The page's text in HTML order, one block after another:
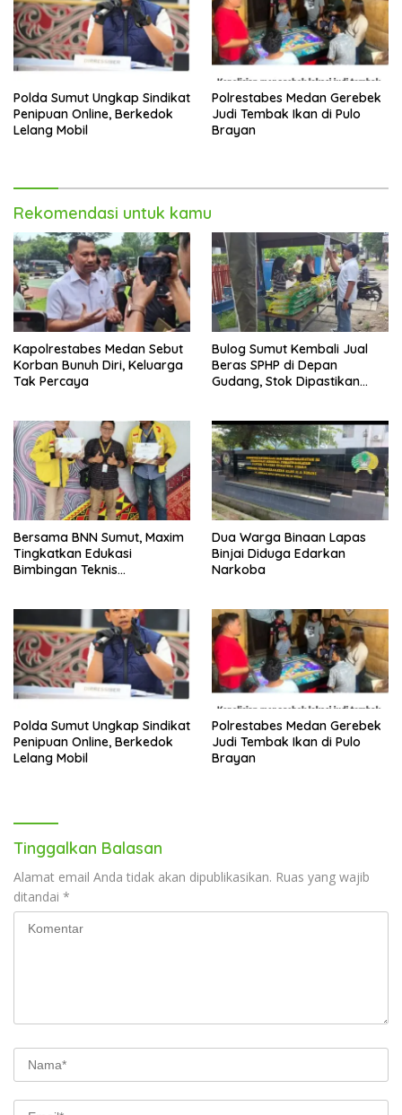
Polda Sumut Ungkap Sindikat
Penipuan Online, Berkedok
Lelang Mobil
Polrestabes Medan Gerebek
Judi Tembak Ikan di Pulo
Brayan
Rekomendasi untuk kamu
Kapolrestabes Medan Sebut
Korban Bunuh Diri, Keluarga
Tak Percaya
Bulog Sumut Kembali Jual
Beras SPHP di Depan
Gudang, Stok Dipastikan
Bersama BNN Sumut, Maxim
Tingkatkan Edukasi
Bimbingan Teknis
Dua Warga Binaan Lapas
Binjai Diduga Edarkan
Narkoba
Polda Sumut Ungkap Sindikat
Penipuan Online, Berkedok
Lelang Mobil
Polrestabes Medan Gerebek
Judi Tembak Ikan di Pulo
Brayan
Tinggalkan Balasan
Alamat email Anda tidak akan dipublikasikan. Ruas yang wajib
ditandai *